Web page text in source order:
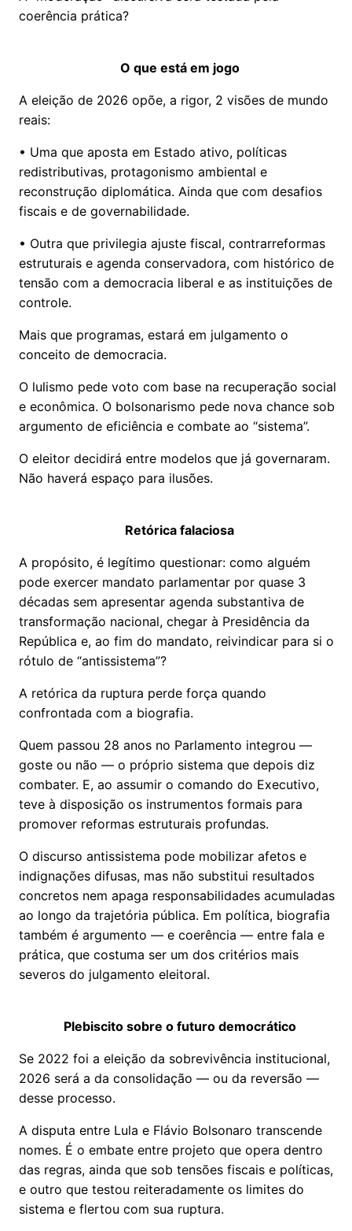
coerência prática?
O que está em jogo
A eleição de 2026 opõe, a rigor, 2 visões de mundo
reais:
• Uma que aposta em Estado ativo, políticas
redistributivas, protagonismo ambiental e
reconstrução diplomática. Ainda que com desafios
fiscais e de governabilidade.
• Outra que privilegia ajuste fiscal, contrarreformas
estruturais e agenda conservadora, com histórico de
tensão com a democracia liberal e as instituições de
controle.
Mais que programas, estará em julgamento o
conceito de democracia.
O lulismo pede voto com base na recuperação social
e econômica. O bolsonarismo pede nova chance sob
argumento de eficiência e combate ao “sistema”.
O eleitor decidirá entre modelos que já governaram.
Não haverá espaço para ilusões.
Retórica falaciosa
A propósito, é legítimo questionar: como alguém
pode exercer mandato parlamentar por quase 3
décadas sem apresentar agenda substantiva de
transformação nacional, chegar à Presidência da
República e, ao fim do mandato, reivindicar para si o
rótulo de “antissistema”?
A retórica da ruptura perde força quando
confrontada com a biografia.
Quem passou 28 anos no Parlamento integrou —
goste ou não — o próprio sistema que depois diz
combater. E, ao assumir o comando do Executivo,
teve à disposição os instrumentos formais para
promover reformas estruturais profundas.
O discurso antissistema pode mobilizar afetos e
indignações difusas, mas não substitui resultados
concretos nem apaga responsabilidades acumuladas
ao longo da trajetória pública. Em política, biografia
também é argumento — e coerência — entre fala e
prática, que costuma ser um dos critérios mais
severos do julgamento eleitoral.
Plebiscito sobre o futuro democrático
Se 2022 foi a eleição da sobrevivência institucional,
2026 será a da consolidação — ou da reversão —
desse processo.
A disputa entre Lula e Flávio Bolsonaro transcende
nomes. É o embate entre projeto que opera dentro
das regras, ainda que sob tensões fiscais e políticas,
e outro que testou reiteradamente os limites do
sistema e flertou com sua ruptura.